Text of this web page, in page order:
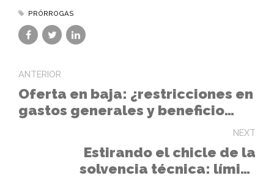
PRÓRROGAS
ANTERIOR
Oferta en baja: ¿restricciones en
gastos generales y beneficio
NEXT
Estirando el chicle de la
solvencia técnica: límite